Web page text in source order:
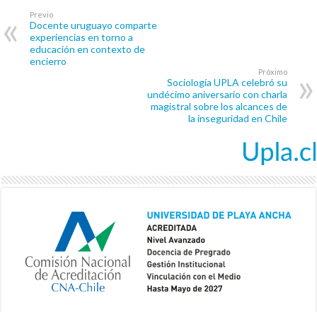
Previo
Docente uruguayo comparte
experiencias en torno a
educación en contexto de
encierro
Próximo
Sociología UPLA celebró su
undécimo aniversario con charla
magistral sobre los alcances de
la inseguridad en Chile